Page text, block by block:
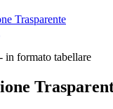
Trasparente
in formato tabellare